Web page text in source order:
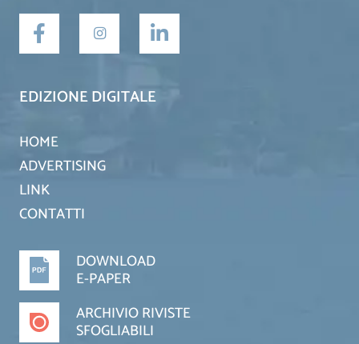
EDIZIONE DIGITALE
HOME
ADVERTISING
LINK
CONTATTI
DOWNLOAD
E-PAPER
ARCHIVIO RIVISTE
SFOGLIABILI